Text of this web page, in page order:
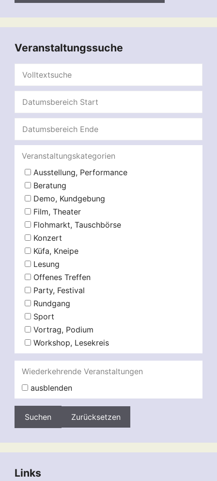
Veranstaltungssuche
Veranstaltungskategorien
Ausstellung, Performance
Beratung
Demo, Kundgebung
Film, Theater
Flohmarkt, Tauschbörse
Konzert
Küfa, Kneipe
Lesung
Offenes Treffen
Party, Festival
Rundgang
Sport
Vortrag, Podium
Workshop, Lesekreis
Wiederkehrende Veranstaltungen
ausblenden
Zurücksetzen
Links